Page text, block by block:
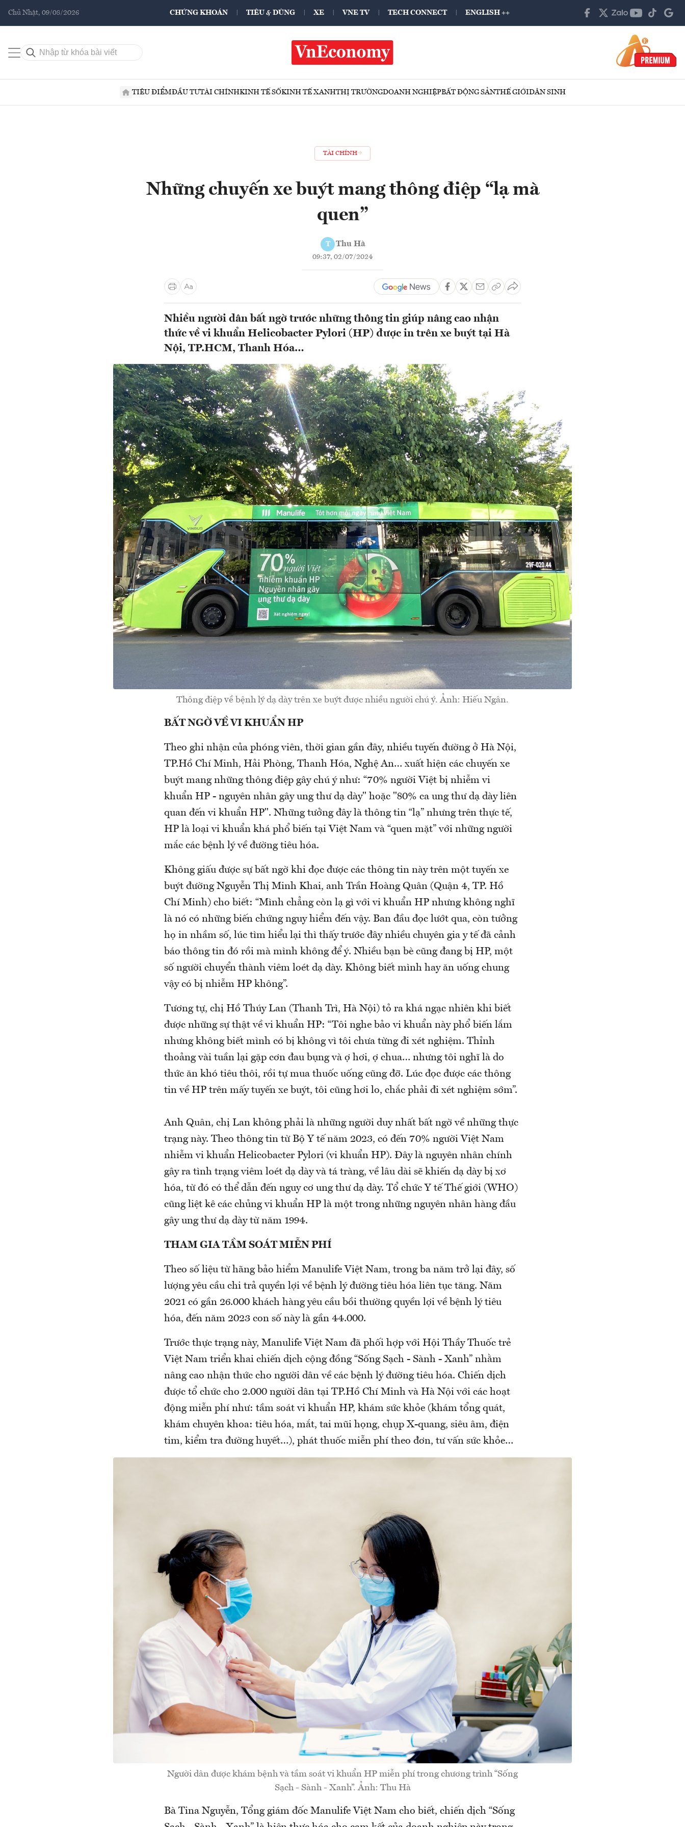
Chủ Nhật, 09/08/2026 CHỨNG KHOÁN TIÊU & DÙNG XE VNE TV TECH CONNECT ENGLISH ++
TIÊU ĐIỂMĐẦU TƯTÀI CHÍNHKINH TẾ SỐKINH TẾ XANHTHỊ TRƯỜNGDOANH NGHIỆPBẤT ĐỘNG SẢNTHẾ GIỚIDÂN SINH
TÀI CHÍNH
Những chuyến xe buýt mang thông điệp “lạ mà
quen”
T Thu Hà
09:37, 02/07/2024
Nhiều người dân bất ngờ trước những thông tin giúp nâng cao nhận
thức về vi khuẩn Helicobacter Pylori (HP) được in trên xe buýt tại Hà
Nội, TP.HCM, Thanh Hóa…
Thông điệp về bệnh lý dạ dày trên xe buýt được nhiều người chú ý. Ảnh: Hiếu Ngân.
BẤT NGỜ VỀ VI KHUẨN HP
Theo ghi nhận của phóng viên, thời gian gần đây, nhiều tuyến đường ở Hà Nội,
TP.Hồ Chí Minh, Hải Phòng, Thanh Hóa, Nghệ An… xuất hiện các chuyến xe
buýt mang những thông điệp gây chú ý như: “70% người Việt bị nhiễm vi
khuẩn HP - nguyên nhân gây ung thư dạ dày" hoặc "80% ca ung thư dạ dày liên
quan đến vi khuẩn HP". Những tưởng đây là thông tin “lạ” nhưng trên thực tế,
HP là loại vi khuẩn khá phổ biến tại Việt Nam và “quen mặt” với những người
mắc các bệnh lý về đường tiêu hóa.
Không giấu được sự bất ngờ khi đọc được các thông tin này trên một tuyến xe
buýt đường Nguyễn Thị Minh Khai, anh Trần Hoàng Quân (Quận 4, TP. Hồ
Chí Minh) cho biết: “Mình chẳng còn lạ gì với vi khuẩn HP nhưng không nghĩ
là nó có những biến chứng nguy hiểm đến vậy. Ban đầu đọc lướt qua, còn tưởng
họ in nhầm số, lúc tìm hiểu lại thì thấy trước đây nhiều chuyên gia y tế đã cảnh
báo thông tin đó rồi mà mình không để ý. Nhiều bạn bè cũng đang bị HP, một
số người chuyển thành viêm loét dạ dày. Không biết mình hay ăn uống chung
vậy có bị nhiễm HP không”.
Tương tự, chị Hồ Thúy Lan (Thanh Trì, Hà Nội) tỏ ra khá ngạc nhiên khi biết
được những sự thật về vi khuẩn HP: “Tôi nghe bảo vi khuẩn này phổ biến lắm
nhưng không biết mình có bị không vì tôi chưa từng đi xét nghiệm. Thỉnh
thoảng vài tuần lại gặp cơn đau bụng và ợ hơi, ợ chua… nhưng tôi nghĩ là do
thức ăn khó tiêu thôi, rồi tự mua thuốc uống cũng đỡ. Lúc đọc được các thông
tin về HP trên mấy tuyến xe buýt, tôi cũng hơi lo, chắc phải đi xét nghiệm sớm”.
Anh Quân, chị Lan không phải là những người duy nhất bất ngờ về những thực
trạng này. Theo thông tin từ Bộ Y tế năm 2023, có đến 70% người Việt Nam
nhiễm vi khuẩn Helicobacter Pylori (vi khuẩn HP). Đây là nguyên nhân chính
gây ra tình trạng viêm loét dạ dày và tá tràng, về lâu dài sẽ khiến dạ dày bị xơ
hóa, từ đó có thể dẫn đến nguy cơ ung thư dạ dày. Tổ chức Y tế Thế giới (WHO)
cũng liệt kê các chủng vi khuẩn HP là một trong những nguyên nhân hàng đầu
gây ung thư dạ dày từ năm 1994.
THAM GIA TẦM SOÁT MIỄN PHÍ
Theo số liệu từ hãng bảo hiểm Manulife Việt Nam, trong ba năm trở lại đây, số
lượng yêu cầu chi trả quyền lợi về bệnh lý đường tiêu hóa liên tục tăng. Năm
2021 có gần 26.000 khách hàng yêu cầu bồi thường quyền lợi về bệnh lý tiêu
hóa, đến năm 2023 con số này là gần 44.000.
Trước thực trạng này, Manulife Việt Nam đã phối hợp với Hội Thầy Thuốc trẻ
Việt Nam triển khai chiến dịch cộng đồng “Sống Sạch - Sành - Xanh” nhằm
nâng cao nhận thức cho người dân về các bệnh lý đường tiêu hóa. Chiến dịch
được tổ chức cho 2.000 người dân tại TP.Hồ Chí Minh và Hà Nội với các hoạt
động miễn phí như: tầm soát vi khuẩn HP, khám sức khỏe (khám tổng quát,
khám chuyên khoa: tiêu hóa, mắt, tai mũi họng, chụp X-quang, siêu âm, điện
tim, kiểm tra đường huyết…), phát thuốc miễn phí theo đơn, tư vấn sức khỏe…
Người dân được khám bệnh và tầm soát vi khuẩn HP miễn phí trong chương trình “Sống
Sạch - Sành - Xanh”. Ảnh: Thu Hà
Bà Tina Nguyễn, Tổng giám đốc Manulife Việt Nam cho biết, chiến dịch “Sống